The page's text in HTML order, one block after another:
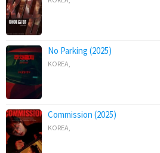
No Parking (2025)
KOREA
Commission (2025)
KOREA